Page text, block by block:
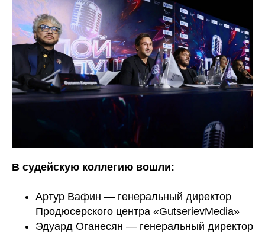
В судейскую коллегию вошли:
Артур Вафин — генеральный директор
Продюсерского центра «GutserievMedia»
Эдуард Оганесян — генеральный директор